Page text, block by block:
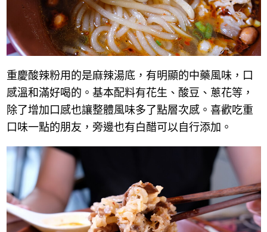
重慶酸辣粉用的是麻辣湯底，有明顯的中藥風味，口
感溫和滿好喝的。基本配料有花生、酸豆、蔥花等，
除了增加口感也讓整體風味多了點層次感。喜歡吃重
口味一點的朋友，旁邊也有白醋可以自行添加。